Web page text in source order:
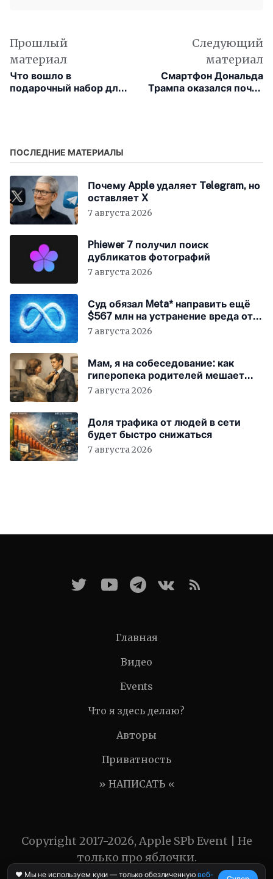
Прошлый
материал
Что вошло в
подарочный набор для
Следующий
материал
Смартфон Дональда
Трампа оказался почти
ПОСЛЕДНИЕ МАТЕРИАЛЫ
Почему Apple удаляет Telegram, но
оставляет X
7 августа 2026
Phiewer 7 получил поиск
дубликатов фотографий
7 августа 2026
Суд обязал Meta* направить ещё
$567 млн на устранение вреда от
соцсетей
7 августа 2026
Мам, я на собеседование: как
гиперопека родителей мешает
«зумерам» устроиться в компанию
7 августа 2026
Доля трафика от людей в сети
будет быстро снижаться
7 августа 2026
Главная
Видео
Events
Что я здесь делаю?
Авторы
Приватность
» НАПИСАТЬ «
Copyright 2017-2026, Apple SPb Event | Не
только про яблочки.
❤️ Мы не используем куки — только обезличеннуювеб-